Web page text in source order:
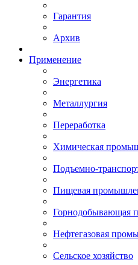
Гарантия
Архив
Применение
Энергетика
Металлургия
Переработка
Химическая
Подъемно-
Пищевая
Горнодобывающая
Нефтегазовая
Сельское хозяйство